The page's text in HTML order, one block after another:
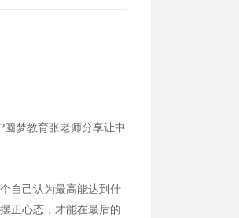
梦教育张老师分享让中
自己认为最高能达到什
正心态，才能在最后的